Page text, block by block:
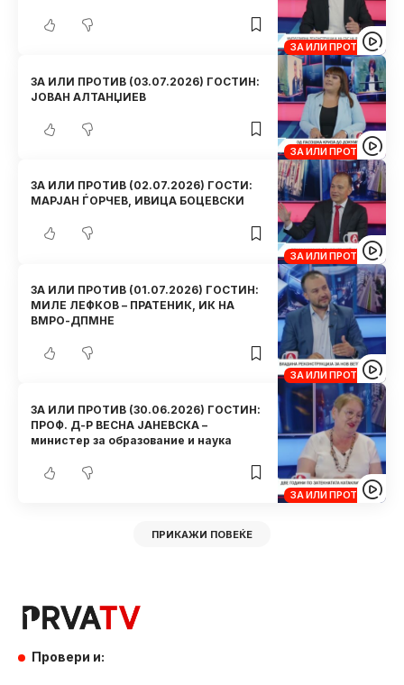
ЗА ИЛИ ПРОТИВ
ЗА ИЛИ ПРОТИВ
ЗА ИЛИ ПРОТИВ (03.07.2026) ГОСТИН:
ЈОВАН АЛТАНЏИЕВ
ЗА ИЛИ ПРОТИВ
ЗА ИЛИ ПРОТИВ (02.07.2026) ГОСТИ:
МАРЈАН ЃОРЧЕВ, ИВИЦА БОЦЕВСКИ
ЗА ИЛИ ПРОТИВ
ЗА ИЛИ ПРОТИВ (01.07.2026) ГОСТИН:
МИЛЕ ЛЕФКОВ – ПРАТЕНИК, ИК НА
ВМРО-ДПМНЕ
ЗА ИЛИ ПРОТИВ
ЗА ИЛИ ПРОТИВ (30.06.2026) ГОСТИН:
ПРОФ. Д-Р ВЕСНА ЈАНЕВСКА –
министер за образование и наука
ПРИКАЖИ ПОВЕЌЕ
Провери и: